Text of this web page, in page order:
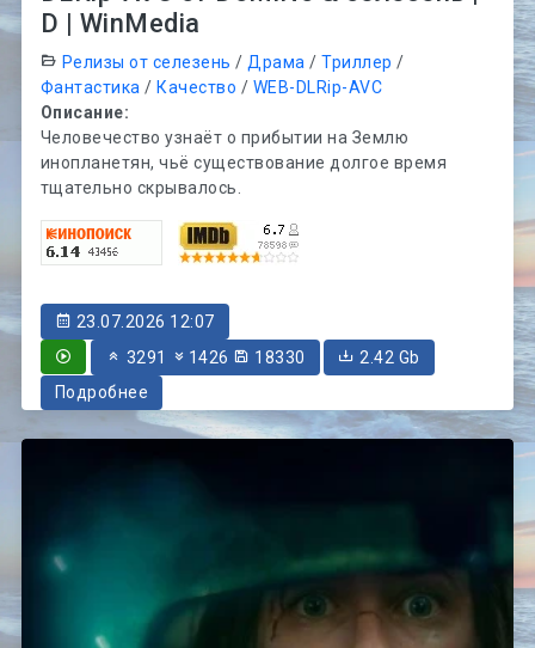
D | WinMedia
Релизы от селезень /Драма /Триллер /
Фантастика / Качество / WEB-DLRip-AVC
Описание:
Человечество узнаёт о прибытии на Землю
инопланетян, чьё существование долгое время
тщательно скрывалось.
23.07.2026 12:07
3291
1426 18330
2.42 Gb
Подробнее